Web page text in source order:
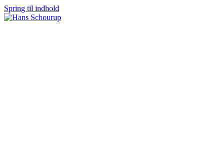
Spring til indhold